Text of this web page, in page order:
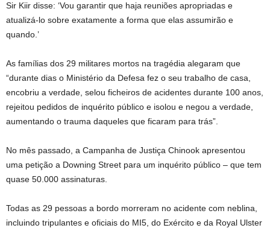
Sir Kiir disse: ‘Vou garantir que haja reuniões apropriadas e
atualizá-lo sobre exatamente a forma que elas assumirão e
quando.’
As famílias dos 29 militares mortos na tragédia alegaram que
“durante dias o Ministério da Defesa fez o seu trabalho de casa,
encobriu a verdade, selou ficheiros de acidentes durante 100 anos,
rejeitou pedidos de inquérito público e isolou e negou a verdade,
aumentando o trauma daqueles que ficaram para trás”.
No mês passado, a Campanha de Justiça Chinook apresentou
uma petição a Downing Street para um inquérito público – que tem
quase 50.000 assinaturas.
Todas as 29 pessoas a bordo morreram no acidente com neblina,
incluindo tripulantes e oficiais do MI5, do Exército e da Royal Ulster